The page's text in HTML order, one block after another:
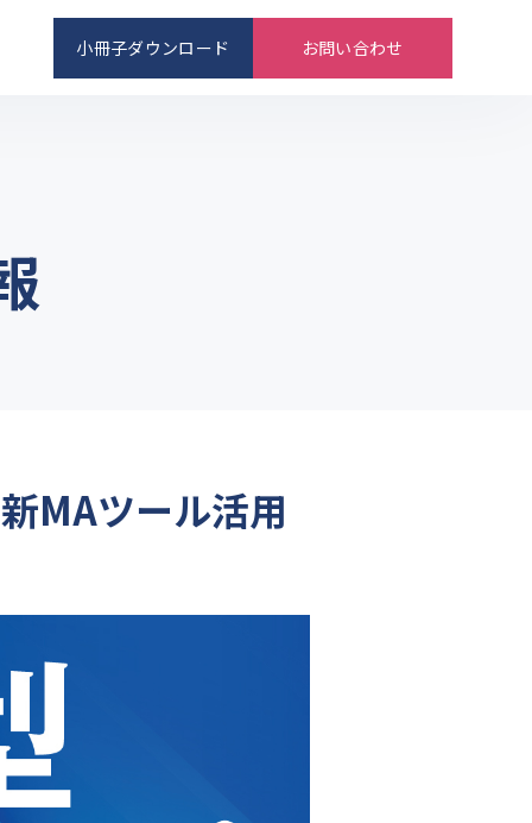
小冊子ダウンロード お問い合わせ
MAツール活用